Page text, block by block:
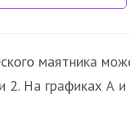
маятника
На графиках А и